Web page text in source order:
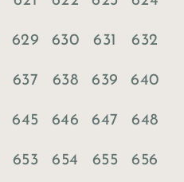
629 630 631 632
637 638 639 640
645 646 647 648
653 654 655 656